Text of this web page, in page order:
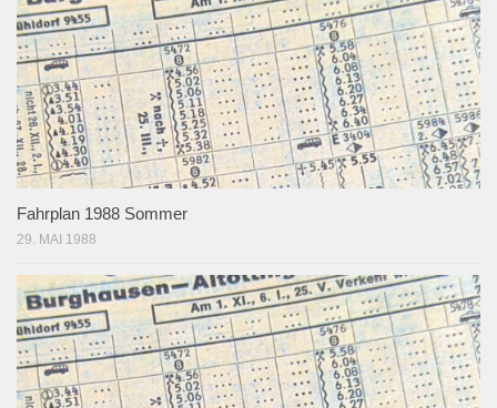
Fahrplan 1988 Sommer
29. MAI 1988